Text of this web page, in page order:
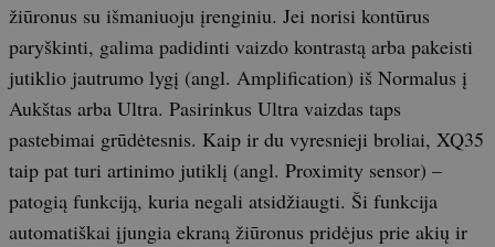
žiūronus su išmaniuoju įrenginiu. Jei norisi kontūrus
paryškinti, galima padidinti vaizdo kontrastą arba pakeisti
jutiklio jautrumo lygį (angl. Amplification) iš Normalus į
Aukštas arba Ultra. Pasirinkus Ultra vaizdas taps
pastebimai grūdėtesnis. Kaip ir du vyresnieji broliai, XQ35
taip pat turi artinimo jutiklį (angl. Proximity sensor) –
patogią funkciją, kuria negali atsidžiaugti. Ši funkcija
automatiškai įjungia ekraną žiūronus pridėjus prie akių ir